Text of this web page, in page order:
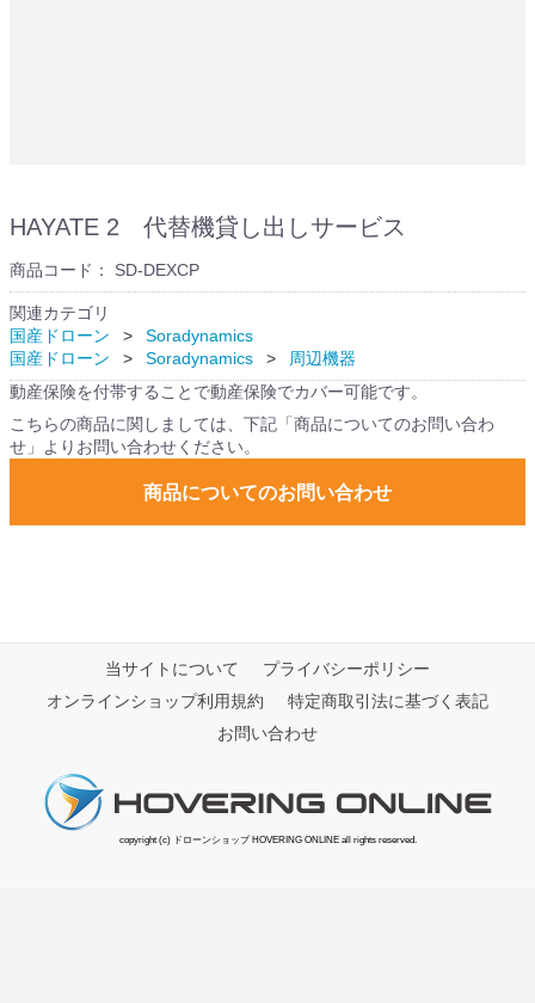
HAYATE 2 代替機貸し出しサービス
商品コード： SD-DEXCP
関連カテゴリ
国産ドローン
Soradynamics
国産ドローン
Soradynamics
周辺機器
動産保険を付帯することで動産保険でカバー可能です。
こちらの商品に関しましては、下記「商品についてのお問い合わ
せ」よりお問い合わせください。
商品についてのお問い合わせ
当サイトについて
プライバシーポリシー
オンラインショップ利用規約
特定商取引法に基づく表記
お問い合わせ
copyright (c) ドローンショップ HOVERING ONLINE all rights reserved.